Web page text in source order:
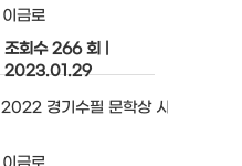
이금로
조회수 266 회
2023.01.29
2022 경기수필 문학상 시상식